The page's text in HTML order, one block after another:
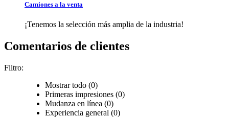
Camiones a la venta
¡Tenemos la selección más amplia de la industria!
Comentarios de clientes
Filtro:
Mostrar todo (0)
Primeras impresiones (0)
Mudanza en línea (0)
Experiencia general (0)